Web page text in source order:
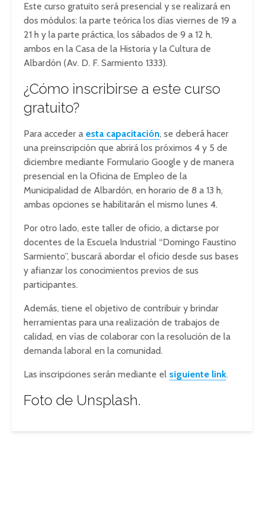
Este curso gratuito será presencial y se realizará en
dos módulos: la parte teórica los días viernes de 19 a
21 h y la parte práctica, los sábados de 9 a 12 h,
ambos en la Casa de la Historia y la Cultura de
Albardón (Av. D. F. Sarmiento 1333).
¿Cómo inscribirse a este curso
gratuito?
Para acceder a esta capacitación, se deberá hacer
una preinscripción que abrirá los próximos 4 y 5 de
diciembre mediante Formulario Google y de manera
presencial en la Oficina de Empleo de la
Municipalidad de Albardón, en horario de 8 a 13 h,
ambas opciones se habilitarán el mismo lunes 4.
Por otro lado, este taller de oficio, a dictarse por
docentes de la Escuela Industrial “Domingo Faustino
Sarmiento”, buscará abordar el oficio desde sus bases
y afianzar los conocimientos previos de sus
participantes.
Además, tiene el objetivo de contribuir y brindar
herramientas para una realización de trabajos de
calidad, en vías de colaborar con la resolución de la
demanda laboral en la comunidad.
Las inscripciones serán mediante el siguiente link.
Foto de Unsplash.